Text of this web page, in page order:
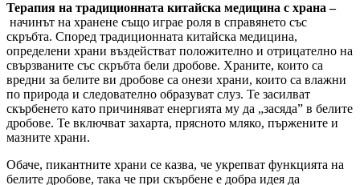
Терапия на традиционната китайска медицина с храна –
начинът на хранене също играе роля в справянето със
скръбта. Според традиционната китайска медицина,
определени храни въздействат положително и отрицателно на
свързваните със скръбта бели дробове. Храните, които са
вредни за белите ви дробове са онези храни, които са влажни
по природа и следователно образуват слуз. Те засилват
скърбенето като причиняват енергията му да „засяда” в белите
дробове. Те включват захарта, прясното мляко, пържените и
мазните храни.
Обаче, пикантните храни се казва, че укрепват функцията на
белите дробове, така че при скърбене е добра идея да